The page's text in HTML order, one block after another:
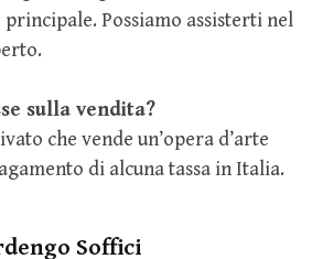
Possiamo assisterti nel
sulla vendita?
che vende un’opera d’arte
di alcuna tassa in Italia.
Soffici